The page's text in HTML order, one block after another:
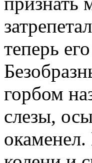
теперь
горбом
слезы,